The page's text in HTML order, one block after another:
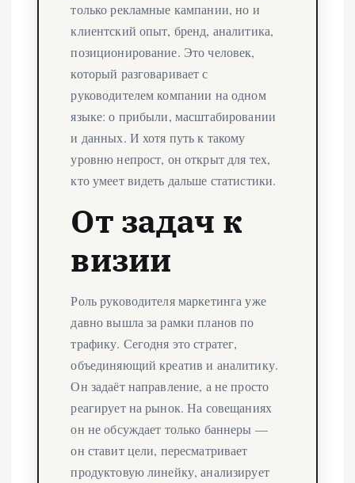
только рекламные кампании, но и
клиентский опыт, бренд, аналитика,
позиционирование. Это человек,
который разговаривает с
руководителем компании на одном
языке: о прибыли, масштабировании
и данных. И хотя путь к такому
уровню непрост, он открыт для тех,
кто умеет видеть дальше статистики.
От задач к
визии
Роль руководителя маркетинга уже
давно вышла за рамки планов по
трафику. Сегодня это стратег,
объединяющий креатив и аналитику.
Он задаёт направление, а не просто
реагирует на рынок. На совещаниях
он не обсуждает только баннеры —
он ставит цели, пересматривает
продуктовую линейку, анализирует